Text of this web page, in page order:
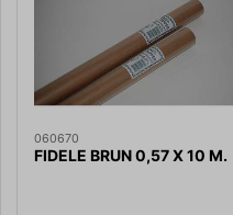
060670
FIDELE BRUN 0,57 X 10 M.